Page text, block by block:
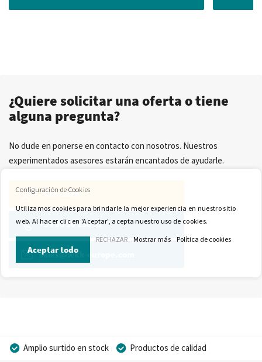
¿Quiere solicitar una oferta o tiene
alguna pregunta?
No dude en ponerse en contacto con nosotros. Nuestros
experimentados asesores estarán encantados de ayudarle.
Contacto
+34 96 50 238 91
sales@wkk-europe.com
Amplio surtido en stock
Productos de calidad
Configuración de Cookies
Utilizamos cookies para brindarle la mejor experiencia en nuestro sitio
web. Al hacer clic en 'Aceptar', acepta nuestro uso de cookies.
Aceptar todo
RECHAZAR Mostrar más Política de cookies